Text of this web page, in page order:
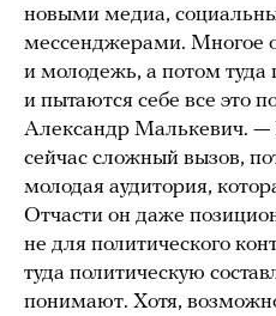
новыми медиа,
мессенджерами. Многое
и молодежь, а потом туда
и пытаются себе все это
Александр Малькевич. —
сейчас сложный вызов,
молодая аудитория,
Отчасти он даже
не для политического
туда политическую
понимают. Хотя,